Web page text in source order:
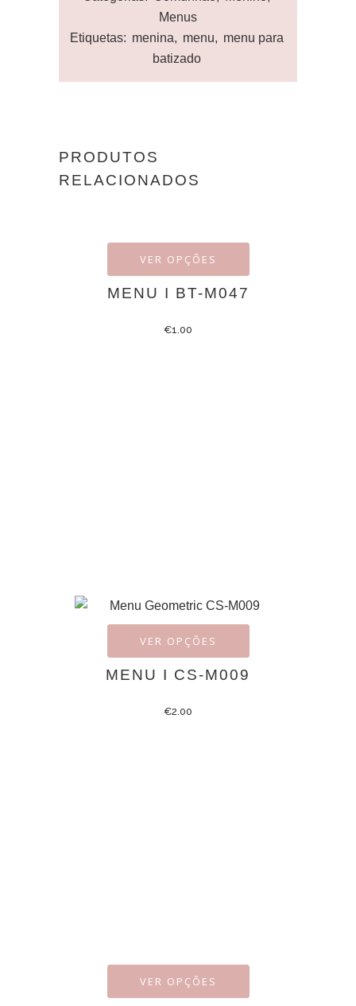
Menus
Etiquetas: menina, menu, menu para
batizado
PRODUTOS
RELACIONADOS
VER OPÇÕES
MENU I BT-M047
€1.00
VER OPÇÕES
MENU I CS-M009
€2.00
VER OPÇÕES